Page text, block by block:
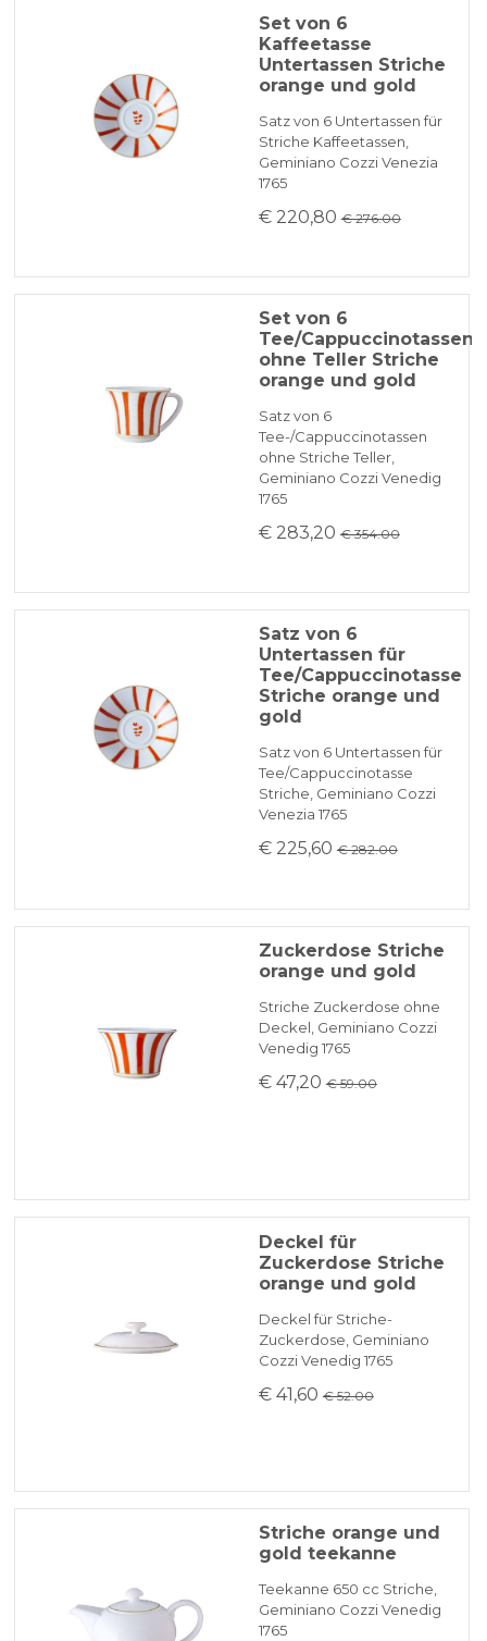
Set von 6
Kaffeetasse
Untertassen Striche
orange und gold
Satz von 6 Untertassen für
Striche Kaffeetassen,
Geminiano Cozzi Venezia
1765
€ 220,80 € 276.00
Set von 6
Tee/Cappuccinotassen
ohne Teller Striche
orange und gold
Satz von 6
Tee-/Cappuccinotassen
ohne Striche Teller,
Geminiano Cozzi Venedig
1765
€ 283,20 € 354.00
Satz von 6
Untertassen für
Tee/Cappuccinotasse
Striche orange und
gold
Satz von 6 Untertassen für
Tee/Cappuccinotasse
Striche, Geminiano Cozzi
Venezia 1765
€ 225,60 € 282.00
Zuckerdose Striche
orange und gold
Striche Zuckerdose ohne
Deckel, Geminiano Cozzi
Venedig 1765
€ 47,20 € 59.00
Deckel für
Zuckerdose Striche
orange und gold
Deckel für Striche-
Zuckerdose, Geminiano
Cozzi Venedig 1765
€ 41,60 € 52.00
Striche orange und
gold teekanne
Teekanne 650 cc Striche,
Geminiano Cozzi Venedig
1765